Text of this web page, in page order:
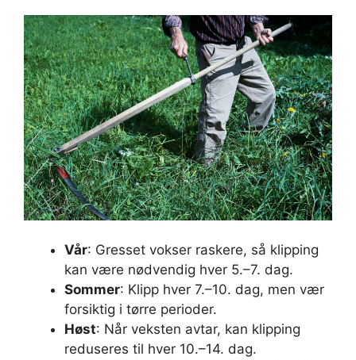
Vår: Gresset vokser raskere, så klipping
kan være nødvendig hver 5.–7. dag.
Sommer: Klipp hver 7.–10. dag, men vær
forsiktig i tørre perioder.
Høst: Når veksten avtar, kan klipping
reduseres til hver 10.–14. dag.